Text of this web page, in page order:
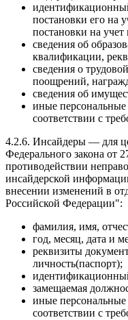
постановки его на
постановки на
сведения об
квалификации,
сведения о
поощрений,
сведения об
иные
соответствии с
4.2.6. Инсайдеры — для
Федерального закона от
противодействии
инсайдерской
внесении изменений в
Российской Федерации":
фамилия, имя,
год, месяц, дата и
реквизиты
личность(паспорт);
замещаемая
иные
соответствии с